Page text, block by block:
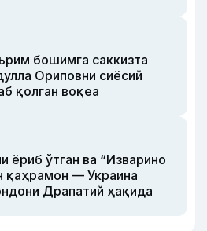
бошимга саккизта
Ориповни сиёсий
қолган воқеа
ёриб ўтган ва “Изварино
қаҳрамон — Украина
Драпатий ҳақида